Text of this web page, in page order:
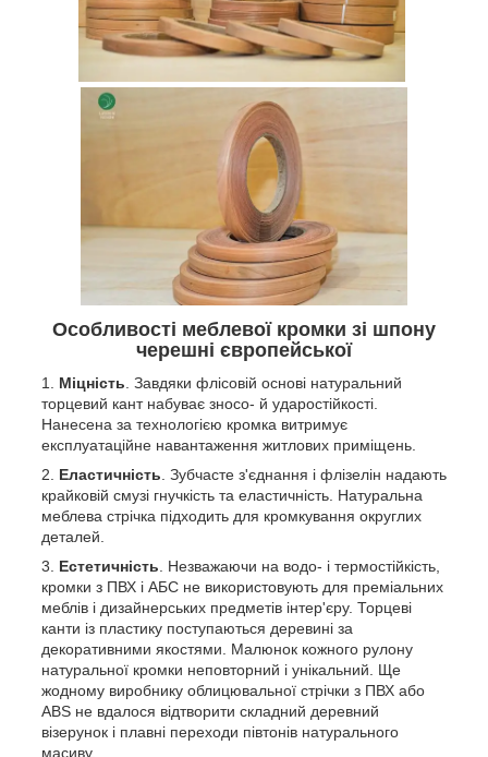
Особливості меблевої кромки зі шпону
черешні європейської
Міцність. Завдяки флісовій основі натуральний
торцевий кант набуває зносо- й ударостійкості.
Нанесена за технологією кромка витримує
експлуатаційне навантаження житлових приміщень.
Еластичність. Зубчасте з'єднання і флізелін надають
крайковій смузі гнучкість та еластичність. Натуральна
меблева стрічка підходить для кромкування округлих
деталей.
Естетичність. Незважаючи на водо- і термостійкість,
кромки з ПВХ і АБС не використовують для преміальних
меблів і дизайнерських предметів інтер'єру. Торцеві
канти із пластику поступаються деревині за
декоративними якостями. Малюнок кожного рулону
натуральної кромки неповторний і унікальний. Ще
жодному виробнику облицювальної стрічки з ПВХ або
ABS не вдалося відтворити складний деревний
візерунок і плавні переходи півтонів натурального
масиву.